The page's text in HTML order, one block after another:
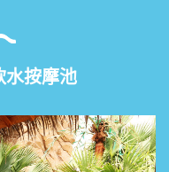
水按摩池